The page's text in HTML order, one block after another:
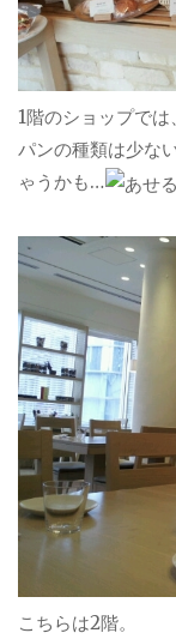
1階のショップでは
パンの種類は少な
ゃうかも…
こちらは2階。